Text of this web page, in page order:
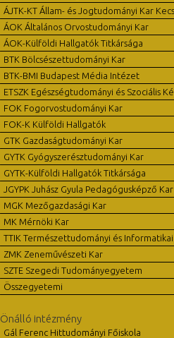
ÁJTK-KT Állam- és Jogtudományi Kar
ÁOK Általános Orvostudományi Kar
ÁOK-Külföldi Hallgatók Titkársága
BTK Bölcsészettudományi Kar
BTK-BMI Budapest Média Intézet
ETSZK Egészségtudományi és Szociális
FOK Fogorvostudományi Kar
FOK-K Külföldi Hallgatók
GTK Gazdaságtudományi Kar
GYTK Gyógyszerésztudományi Kar
GYTK-Külföldi Hallgatók Titkársága
JGYPK Juhász Gyula Pedagógusképző Kar
MGK Mezőgazdasági Kar
MK Mérnöki Kar
TTIK Természettudományi és
ZMK Zeneművészeti Kar
SZTE Szegedi Tudományegyetem
Összegyetemi
Önálló intézmény
Gál Ferenc Hittudományi Főiskola